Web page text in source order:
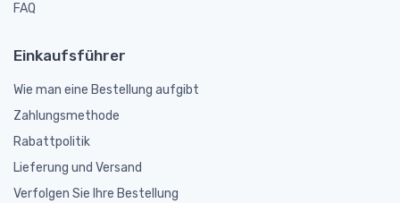
FAQ
Einkaufsführer
Wie man eine Bestellung aufgibt
Zahlungsmethode
Rabattpolitik
Lieferung und Versand
Verfolgen Sie Ihre Bestellung